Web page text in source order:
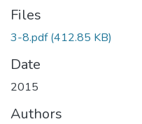
Files
3-8.pdf(412.85 KB)
Date
2015
Authors